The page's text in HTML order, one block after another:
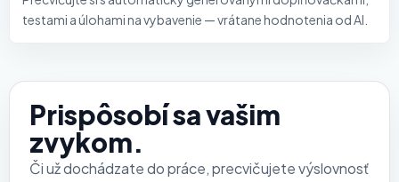
testami a úlohami na vybavenie — vrátane hodnotenia od AI.
Prispôsobí sa vašim
zvykom.
Či už dochádzate do práce, precvičujete výslovnosť